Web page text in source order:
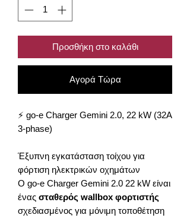
Προσθήκη στο καλάθι
Αγορά Τώρα
⚡ go-e Charger Gemini 2.0, 22 kW (32A
3-phase)
Έξυπνη εγκατάσταση τοίχου για
φόρτιση ηλεκτρικών οχημάτων
Ο go-e Charger Gemini 2.0 22 kW είναι
ένας σταθερός wallbox φορτιστής
σχεδιασμένος για μόνιμη τοποθέτηση